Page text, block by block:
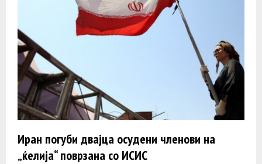
Иран погуби двајца осудени членови на
„ќелија“ поврзана со ИСИС